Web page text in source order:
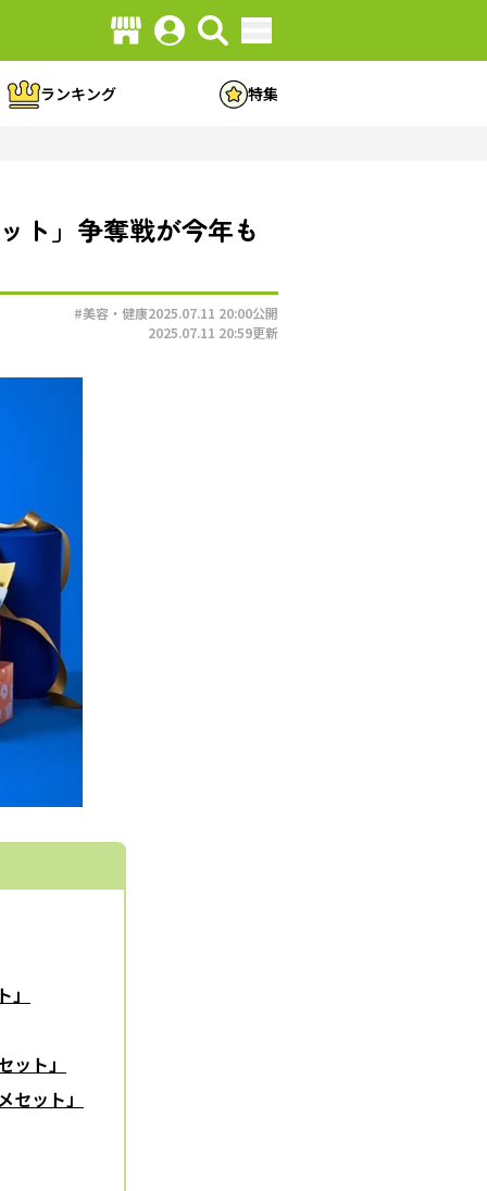
ランキング 特集
ト」争奪戦が今年も
#美容・健康2025.07.11 20:00公開
2025.07.11 20:59更新
ト」
ット」